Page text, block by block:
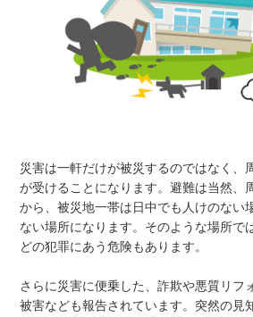
災害は一軒だけが被災するのではなく、
が受けることになります。避難は当然、
から、被災地一帯は日中でも人けのない
ない場所になります。そのような場所で
どの犯罪にあう危険もあります。
さらに災害に便乗した、詐欺や悪質リフ
被害なども報告されています。突然の見